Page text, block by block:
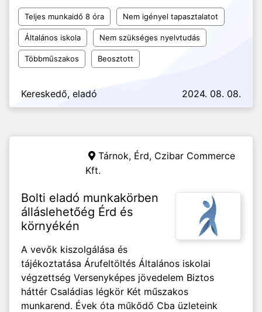
Teljes munkaidő 8 óra Nem igényel tapasztalatot
Általános iskola Nem szükséges nyelvtudás
Többműszakos Beosztott
Kereskedő, eladó 2024. 08. 08.
Tárnok, Érd, Czibar Commerce
Kft.
Bolti eladó munkakörben
álláslehetőég Érd és
környékén
A vevők kiszolgálása és
tájékoztatása Árufeltöltés Általános iskolai
végzettség Versenyképes jövedelem Biztos
háttér Családias légkör Két műszakos
munkarend. Évek óta műkődő Cba üzleteink